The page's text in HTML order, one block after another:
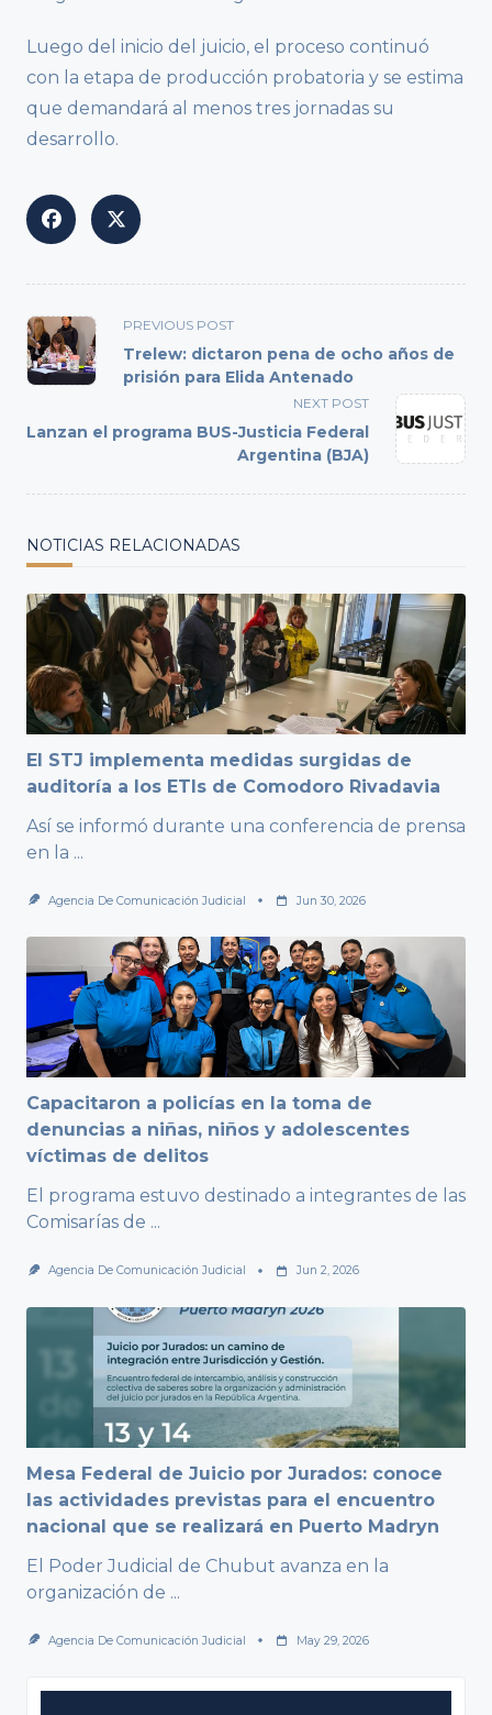
Luego del inicio del juicio, el proceso continuó
con la etapa de producción probatoria y se estima
que demandará al menos tres jornadas su
desarrollo.
<span
class="nav-
subtitle
reader-
PREVIOUS POST
Trelew: dictaron pena de ocho años de
prisión para Elida Antenado
NEXT POST
Lanzan el programa BUS-Justicia Federal
Argentina (BJA)
NOTICIAS RELACIONADAS
El STJ implementa medidas surgidas de
auditoría a los ETIs de Comodoro Rivadavia
Así se informó durante una conferencia de prensa
en la ...
Agencia De Comunicación Judicial Jun 30, 2026
Capacitaron a policías en la toma de
denuncias a niñas, niños y adolescentes
víctimas de delitos
El programa estuvo destinado a integrantes de las
Comisarías de ...
Agencia De Comunicación Judicial Jun 2, 2026
Mesa Federal de Juicio por Jurados: conoce
las actividades previstas para el encuentro
nacional que se realizará en Puerto Madryn
El Poder Judicial de Chubut avanza en la
organización de ...
Agencia De Comunicación Judicial May 29, 2026